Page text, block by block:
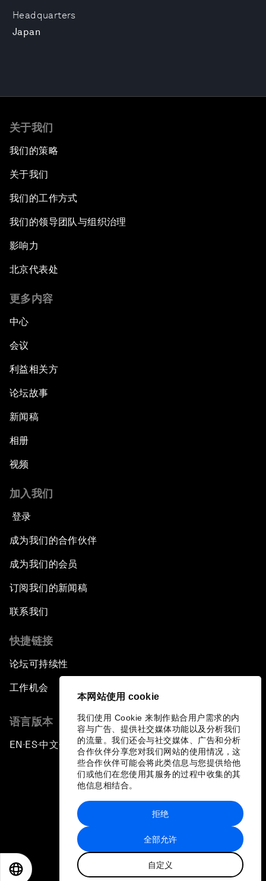
本网站使用 cookie
我们使用 Cookie 来制作贴合用户需求的内
容与广告、提供社交媒体功能以及分析我们
的流量。我们还会与社交媒体、广告和分析
合作伙伴分享您对我们网站的使用情况，这
些合作伙伴可能会将此类信息与您提供给他
们或他们在您使用其服务的过程中收集的其
他信息相结合。
全部允许
自定义
拒绝
Headquarters
Japan
关于我们
我们的策略
关于我们
我们的工作方式
我们的领导团队与组织治理
影响力
北京代表处
更多内容
中心
会议
利益相关方
论坛故事
新闻稿
相册
视频
加入我们
登录
成为我们的合作伙伴
成为我们的会员
订阅我们的新闻稿
联系我们
快捷链接
论坛可持续性
工作机会
语言版本
EN ▪ES▪中文▪ 日本語
站点地图
世界经济论坛